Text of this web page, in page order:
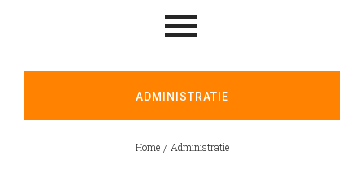
ADMINISTRATIE
Home / Administratie